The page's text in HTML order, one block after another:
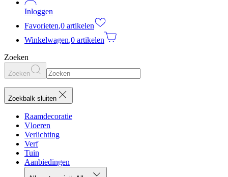
Inloggen
Favorieten,0 artikelen
Winkelwagen,0 artikelen
Zoeken
Zoeken
Zoekbalk sluiten
Raamdecoratie
Vloeren
Verlichting
Verf
Tuin
Aanbiedingen